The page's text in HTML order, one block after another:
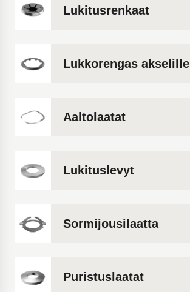
Lukitusrenkaat
Lukkorengas akselille
Aaltolaatat
Lukituslevyt
Sormijousilaatta
Puristuslaatat